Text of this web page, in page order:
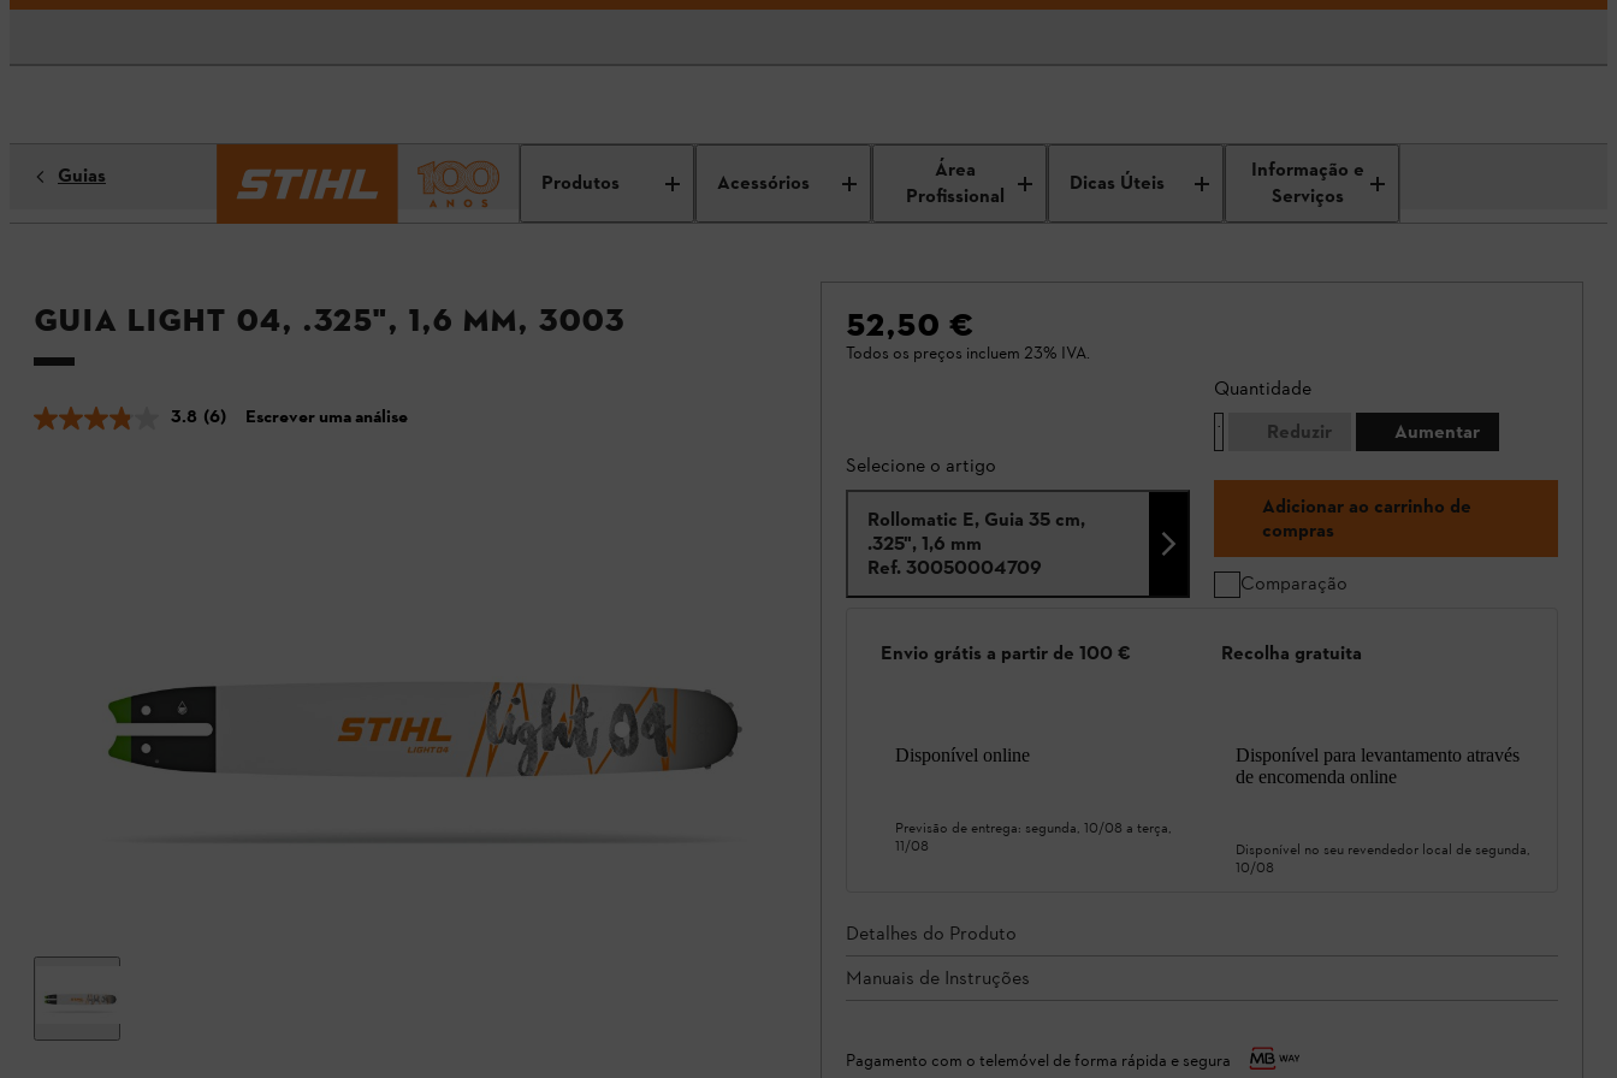
Produtos Acessórios
Área
Profissional
Dicas Úteis
Informação e
Serviços
Guias
Guia Light 04, .325", 1,6 mm, 3003
3.8 (6) Escrever uma análise
52,50 €
Todos os preços incluem 23% IVA.
Selecione o artigo
Rollomatic E, Guia 35 cm,
.325", 1,6 mm
Ref. 30050004709
Quantidade
Reduzir
Aumentar
Adicionar ao carrinho de
compras
Comparação
Envio grátis a partir de 100 €
Disponível online
Previsão de entrega: segunda, 10/08 a terça,
11/08
Recolha gratuita
Disponível para levantamento através
de encomenda online
Disponível no seu revendedor local de segunda,
10/08
Detalhes do Produto
Manuais de Instruções
Pagamento com o telemóvel de forma rápida e segura